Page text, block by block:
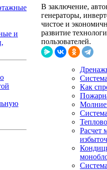
и
В заключение,
генераторы,
чистое и
развитие
пользователей.
Как
Расчет